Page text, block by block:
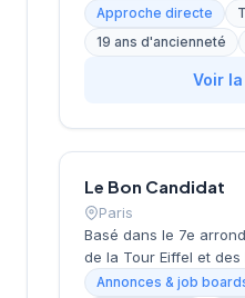
conseil en ressources
recrutement de
coaching et
Monceau dans le 8e
Approche directe
19 ans d'ancienneté
Voir
Le Bon Candidat
Paris
Basé dans le 7e
de la Tour Eiffel et
recrutement bénéficie
Annonces & job